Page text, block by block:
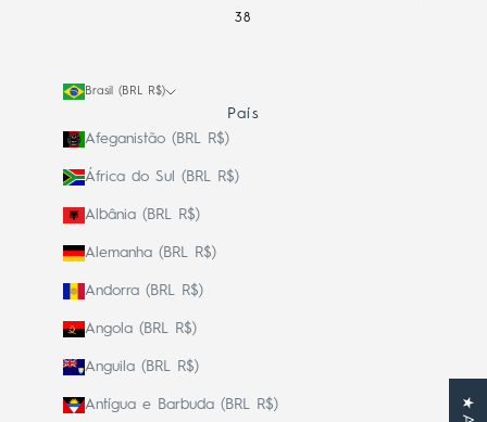
38
Brasil (BRL R$)
País
Afeganistão (BRL R$)
África do Sul (BRL R$)
Albânia (BRL R$)
Alemanha (BRL R$)
Andorra (BRL R$)
Angola (BRL R$)
Anguila (BRL R$)
Antígua e Barbuda (BRL R$)